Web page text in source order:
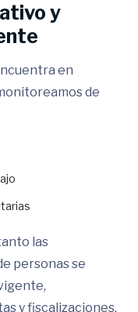
y
en
de
las
personas se
y fiscalizaciones.